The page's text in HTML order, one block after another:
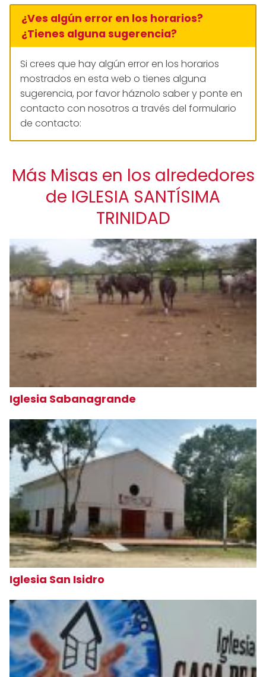
¿Ves algún error en los horarios?
¿Tienes alguna sugerencia?
Si crees que hay algún error en los horarios
mostrados en esta web o tienes alguna
sugerencia, por favor háznolo saber y ponte en
contacto con nosotros a través del formulario
de contacto:
Más Misas en los alrededores
de IGLESIA SANTÍSIMA
TRINIDAD
Iglesia Sabanagrande
Iglesia San Isidro